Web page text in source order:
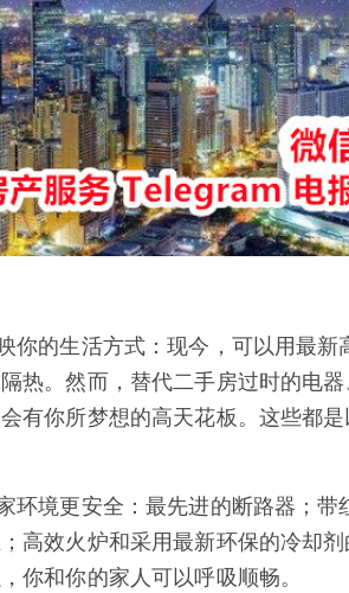
你的生活方式：现今，可以用最
热。然而，替代二手房过时的电
有你所梦想的高天花板。这些都
环境更安全：最先进的断路器；
高效火炉和采用最新环保的冷却
你和你的家人可以呼吸顺畅。